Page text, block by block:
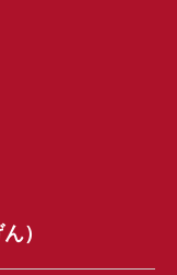
）